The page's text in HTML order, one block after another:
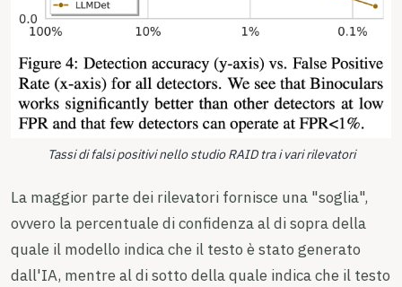
Tassi di falsi positivi nello studio RAID tra i vari rilevatori
La maggior parte dei rilevatori fornisce una "soglia",
ovvero la percentuale di confidenza al di sopra della
quale il modello indica che il testo è stato generato
dall'IA, mentre al di sotto della quale indica che il testo